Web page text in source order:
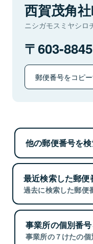
西賀茂角
ニシガモスミヤシロ
603-8845
郵便番号をコピ
他の郵便番号を
最近検索した郵便
過去に検索した郵便
事業所の個別番
事業所の７けたの個